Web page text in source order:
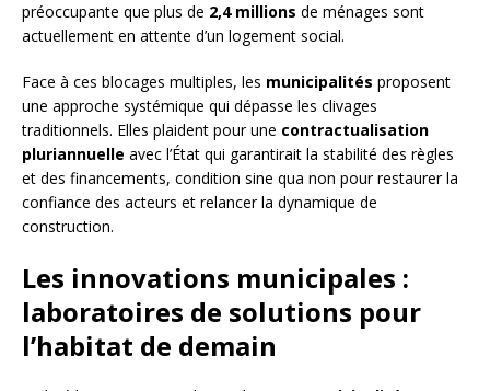
préoccupante que plus de 2,4 millions de ménages sont
actuellement en attente d’un logement social.
Face à ces blocages multiples, les municipalités proposent
une approche systémique qui dépasse les clivages
traditionnels. Elles plaident pour une contractualisation
pluriannuelle avec l’État qui garantirait la stabilité des règles
et des financements, condition sine qua non pour restaurer la
confiance des acteurs et relancer la dynamique de
construction.
Les innovations municipales :
laboratoires de solutions pour
l’habitat de demain